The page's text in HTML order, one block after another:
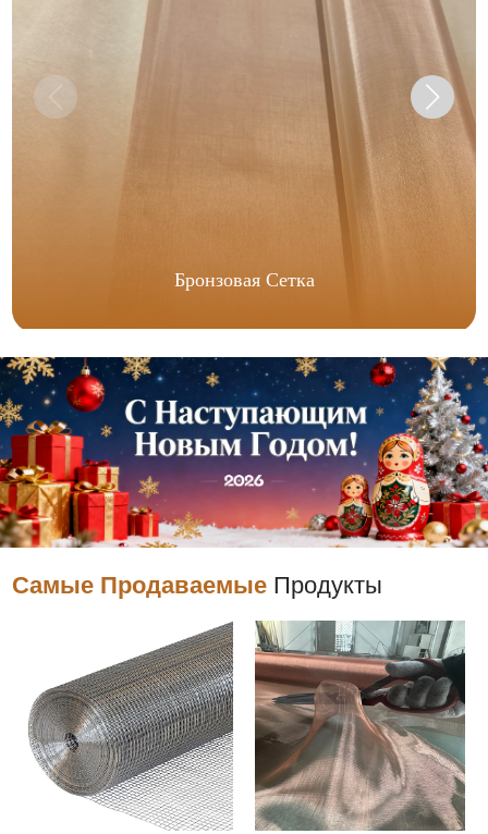
Бронзовая Сетка
Самые Продаваемые Продукты